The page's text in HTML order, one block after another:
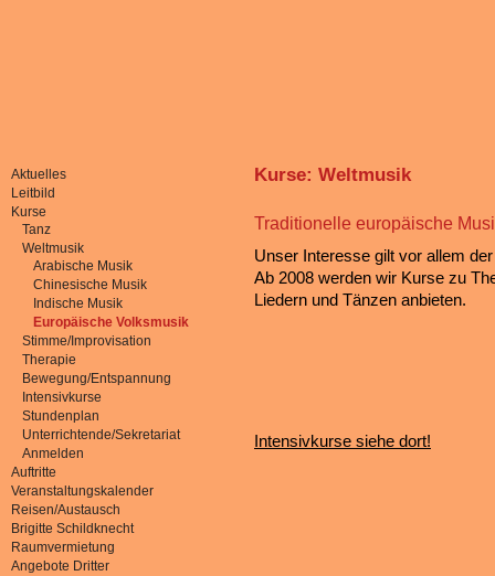
Aktuelles
Leitbild
Kurse
Tanz
Weltmusik
Arabische Musik
Chinesische Musik
Indische Musik
Europäische Volksmusik
Stimme/Improvisation
Therapie
Bewegung/Entspannung
Intensivkurse
Stundenplan
Unterrichtende/Sekretariat
Anmelden
Auftritte
Veranstaltungskalender
Reisen/Austausch
Brigitte Schildknecht
Raumvermietung
Angebote Dritter
Kurse: Weltmusik
Traditionelle europäische
Unser Interesse gilt vor allem
Ab 2008 werden wir Kurse zu
Liedern und Tänzen anbieten.
Intensivkurse siehe dort!